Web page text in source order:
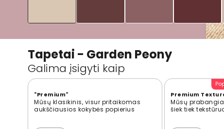
Tapetai - Garden Peony
Galima įsigyti kaip
"Premium"
Mūsų klasikinis, visur pritaikomas
aukščiausios kokybės popierius
Premium
Mūsų
šiek tiek